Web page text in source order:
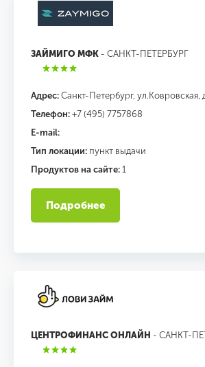
ЗАЙМИГО МФК - САНКТ-ПЕТЕРБУРГ
Адрес: Санкт-Петербург, ул.Ковровская,
Телефон: +7 (495) 7757868
E-mail:
Тип локации: пункт выдачи
Продуктов на сайте: 1
Подробнее
ЦЕНТРОФИНАНС ОНЛАЙН - САНКТ-